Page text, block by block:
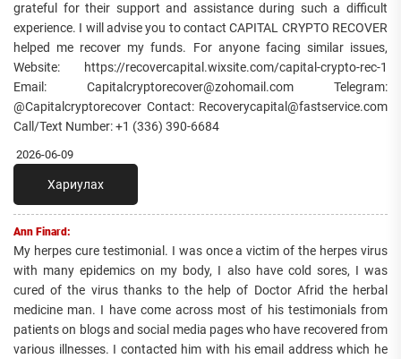
grateful for their support and assistance during such a difficult
experience. I will advise you to contact CAPITAL CRYPTO RECOVER
helped me recover my funds. For anyone facing similar issues,
Website: https://recovercapital.wixsite.com/capital-crypto-rec-1
Email: Capitalcryptorecover@zohomail.com Telegram:
@Capitalcryptorecover Contact: Recoverycapital@fastservice.com
Call/Text Number: +1 (336) 390-6684
2026-06-09
Хариулах
Ann Finard:
My herpes cure testimonial. I was once a victim of the herpes virus
with many epidemics on my body, I also have cold sores, I was
cured of the virus thanks to the help of Doctor Afrid the herbal
medicine man. I have come across most of his testimonials from
patients on blogs and social media pages who have recovered from
various illnesses. I contacted him with his email address which he